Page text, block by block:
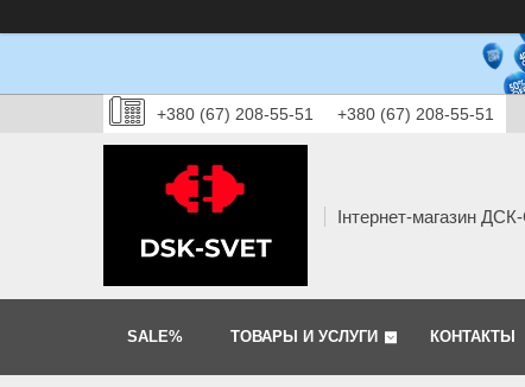
+380 (67) 208-55-51 +380 (67) 208-55-51
Інтернет-магазин
SALE% ТОВАРЫ И УСЛУГИ КОНТАКТЫ